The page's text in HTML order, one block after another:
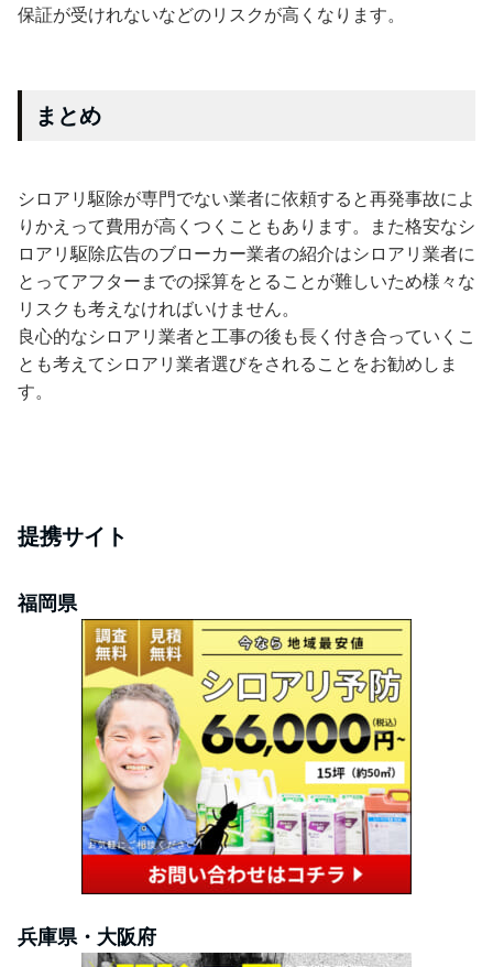
保証が受けれないなどのリスクが高くなります。
まとめ
シロアリ駆除が専門でない業者に依頼すると再発事故によ
りかえって費用が高くつくこともあります。また格安なシ
ロアリ駆除広告のブローカー業者の紹介はシロアリ業者に
とってアフターまでの採算をとることが難しいため様々な
リスクも考えなければいけません。
良心的なシロアリ業者と工事の後も長く付き合っていくこ
とも考えてシロアリ業者選びをされることをお勧めしま
す。
提携サイト
福岡県
兵庫県・大阪府